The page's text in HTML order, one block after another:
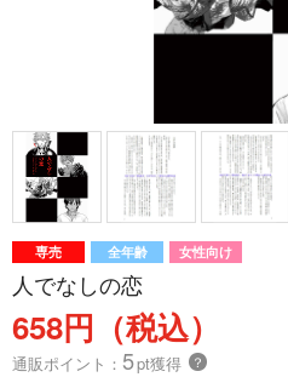
専売 全年齢 女性向け
人でなしの恋
658円（税込）
通販ポイント： 5pt獲得 ？